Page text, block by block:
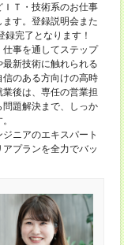
Ｔ・技術系のお仕事
す。登録説明会また
録完了となります！
事を通してステップ
新技術に触れられる
のある方向けの高時
後は、専任の営業担
題解決まで、しっか
ニアのエキスパート
プランを全力でバッ